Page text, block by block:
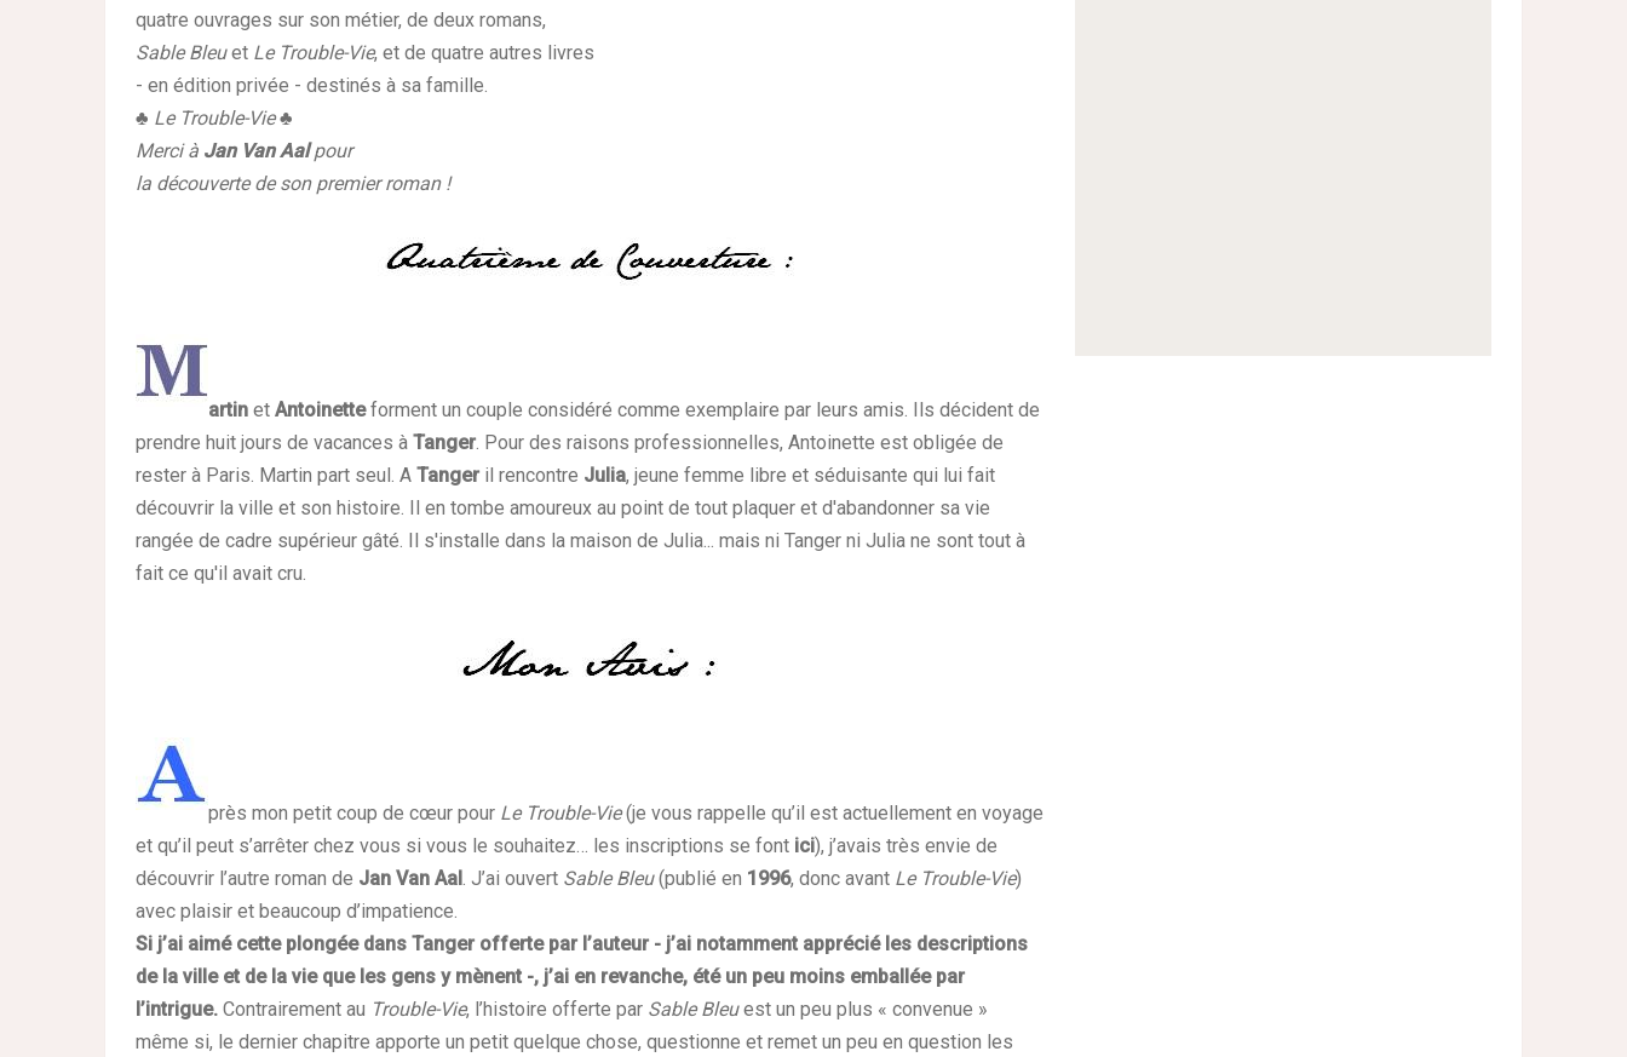
quatre ouvrages sur son métier, de deux romans,
Sable Bleuet Le Trouble-Vie, et de quatre autres livres
- en édition privée - destinés à sa famille.
♣ Le Trouble-Vie ♣
Merci à Jan Van Aalpour
la découverte de son premier roman !
artin et Antoinetteforment un couple considéré comme exemplaire par leurs amis. Ils décident de
prendre huit jours de vacances à Tanger. Pour des raisons professionnelles, Antoinette est obligée de
rester à Paris. Martin part seul. A Tanger il rencontre Julia, jeune femme libre et séduisante qui lui fait
découvrir la ville et son histoire. Il en tombe amoureux au point de tout plaquer et d'abandonner sa vie
rangée de cadre supérieur gâté. Il s'installe dans la maison de Julia... mais ni Tanger ni Julia ne sont tout à
fait ce qu'il avait cru.
près mon petit coup de cœur pour Le Trouble-Vie(je vous rappelle qu’il est actuellement en voyage
et qu’il peut s’arrêter chez vous si vous le souhaitez… les inscriptions se font ici), j’avais très envie de
découvrir l’autre roman de Jan Van Aal . J’ai ouvert Sable Bleu(publié en 1996, donc avant Le Trouble-Vie)
avec plaisir et beaucoup d’impatience.
Si j’ai aimé cette plongée dans Tanger offerte par l’auteur - j’ai notamment apprécié les descriptions
de la ville et de la vie que les gens y mènent -, j’ai en revanche, été un peu moins emballée par
l’intrigue. Contrairement au Trouble-Vie, l’histoire offerte par Sable Bleuest un peu plus « convenue »
même si, le dernier chapitre apporte un petit quelque chose, questionne et remet un peu en question les